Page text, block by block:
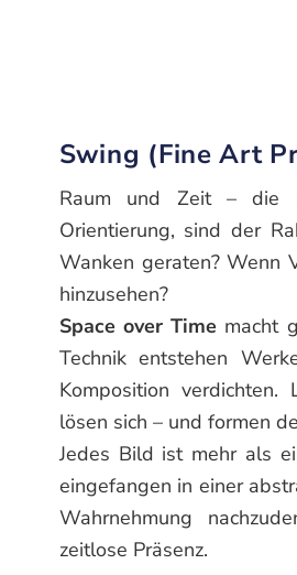
Swing (Fine Art
Raum und Zeit – die
Orientierung, sind der
Wanken geraten? Wenn
hinzusehen?
Space over Time macht
Technik entstehen
Komposition
lösen sich – und formen
Jedes Bild ist mehr als
eingefangen in einer
Wahrnehmung
zeitlose Präsenz.